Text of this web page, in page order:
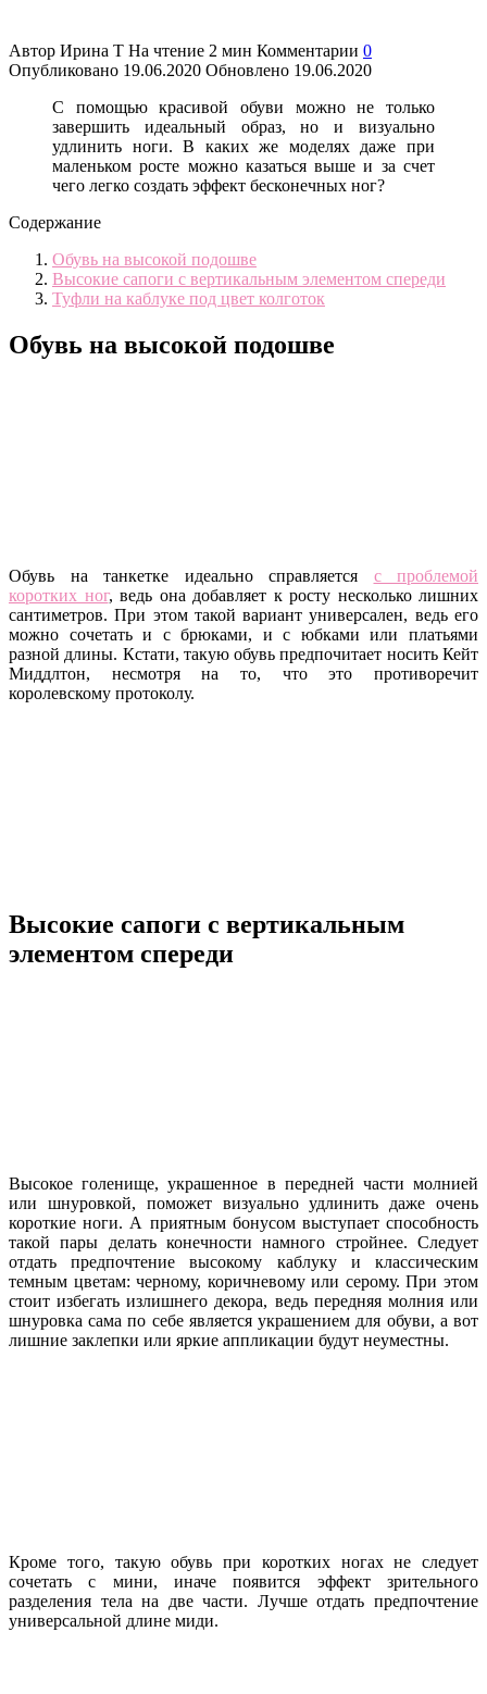
Автор Ирина Т На чтение 2 мин Комментарии 0
Опубликовано 19.06.2020 Обновлено 19.06.2020
С помощью красивой обуви можно не только
завершить идеальный образ, но и визуально
удлинить ноги. В каких же моделях даже при
маленьком росте можно казаться выше и за счет
чего легко создать эффект бесконечных ног?
Содержание
Обувь на высокой подошве
Высокие сапоги с вертикальным элементом спереди
Туфли на каблуке под цвет колготок
Обувь на высокой подошве
Обувь на танкетке идеально справляется с проблемой
коротких ног, ведь она добавляет к росту несколько лишних
сантиметров. При этом такой вариант универсален, ведь его
можно сочетать и с брюками, и с юбками или платьями
разной длины. Кстати, такую обувь предпочитает носить Кейт
Миддлтон, несмотря на то, что это противоречит
королевскому протоколу.
Высокие сапоги с вертикальным
элементом спереди
Высокое голенище, украшенное в передней части молнией
или шнуровкой, поможет визуально удлинить даже очень
короткие ноги. А приятным бонусом выступает способность
такой пары делать конечности намного стройнее. Следует
отдать предпочтение высокому каблуку и классическим
темным цветам: черному, коричневому или серому. При этом
стоит избегать излишнего декора, ведь передняя молния или
шнуровка сама по себе является украшением для обуви, а вот
лишние заклепки или яркие аппликации будут неуместны.
Кроме того, такую обувь при коротких ногах не следует
сочетать с мини, иначе появится эффект зрительного
разделения тела на две части. Лучше отдать предпочтение
универсальной длине миди.